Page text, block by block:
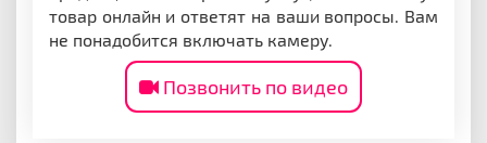
товар онлайн и ответят на ваши вопросы. Вам
не понадобится включать камеру.
Позвонить по видео